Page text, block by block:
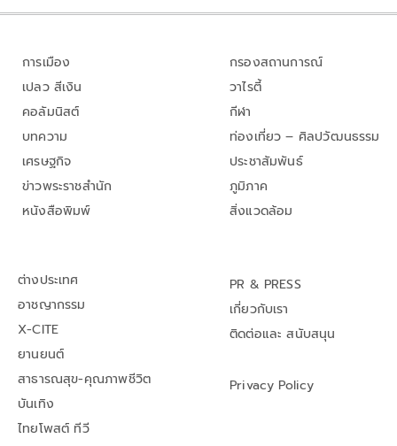
การเมือง
เปลว สีเงิน
คอลัมนิสต์
บทความ
เศรษฐกิจ
ข่าวพระราชสำนัก
หนังสือพิมพ์
กรองสถานการณ์
วาไรตี้
กีฬา
ท่องเที่ยว – ศิลปวัฒนธรรม
ประชาสัมพันธ์
ภูมิภาค
สิ่งแวดล้อม
ต่างประเทศ
อาชญากรรม
X-CITE
ยานยนต์
สาธารณสุข-คุณภาพชีวิต
บันเทิง
ไทยโพสต์ ทีวี
PR & PRESS
เกี่ยวกับเรา
ติดต่อและ สนับสนุน
Privacy Policy